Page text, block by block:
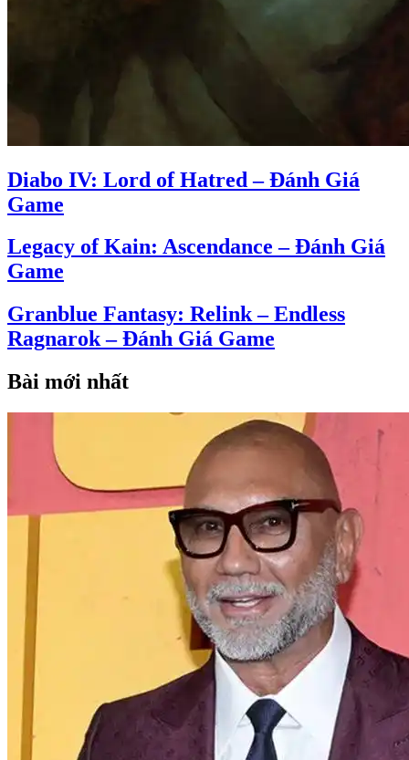
Diabo IV: Lord of Hatred – Đánh Giá
Game
Legacy of Kain: Ascendance – Đánh Giá
Game
Granblue Fantasy: Relink – Endless
Ragnarok – Đánh Giá Game
Bài mới nhất